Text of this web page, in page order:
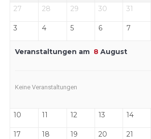
27 28 29 30 31
3 4 5 6 7
Veranstaltungen am 8 August
Keine Veranstaltungen
10 11 12 13 14
17 18 19 20 21